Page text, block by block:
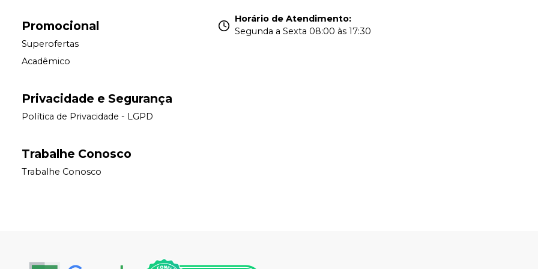
Promocional
Superofertas
Acadêmico
Privacidade e Segurança
Política de Privacidade - LGPD
Trabalhe Conosco
Trabalhe Conosco
Horário de Atendimento:
Segunda a Sexta 08:00 às 17:30